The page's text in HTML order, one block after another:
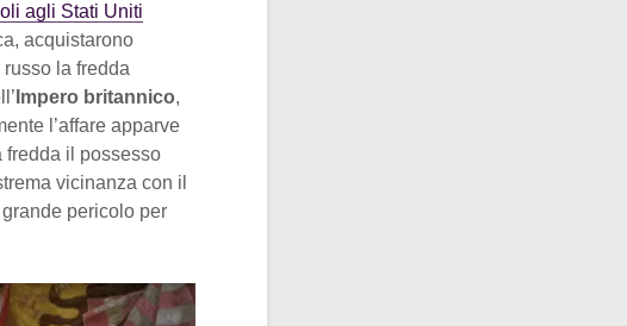
agli Stati Uniti
acquistarono
la fredda
Impero britannico,
l’affare apparve
fredda il possesso
vicinanza con il
pericolo per